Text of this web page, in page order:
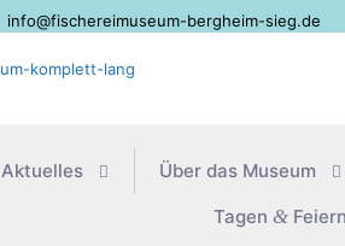
info@fischereimuseum-bergheim-sieg.de
Aktu­el­les
Über das Museum
Tagen &